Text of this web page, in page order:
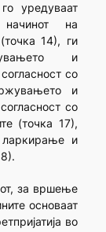
уредуваат
на
14), ги
и
со
и
со
(точка 17),
ларкирање и
за вршење
основаат
во